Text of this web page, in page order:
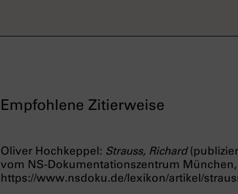
Empfohlene Zitierweise
Oliver Hochkeppel: Strauss, Richard
vom NS-Dokumentationszentrum München,
https://www.nsdoku.de/lexikon/artikel/